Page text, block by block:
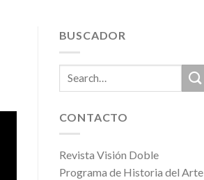
BUSCADOR
CONTACTO
Revista Visión Doble
Programa de Historia del Arte